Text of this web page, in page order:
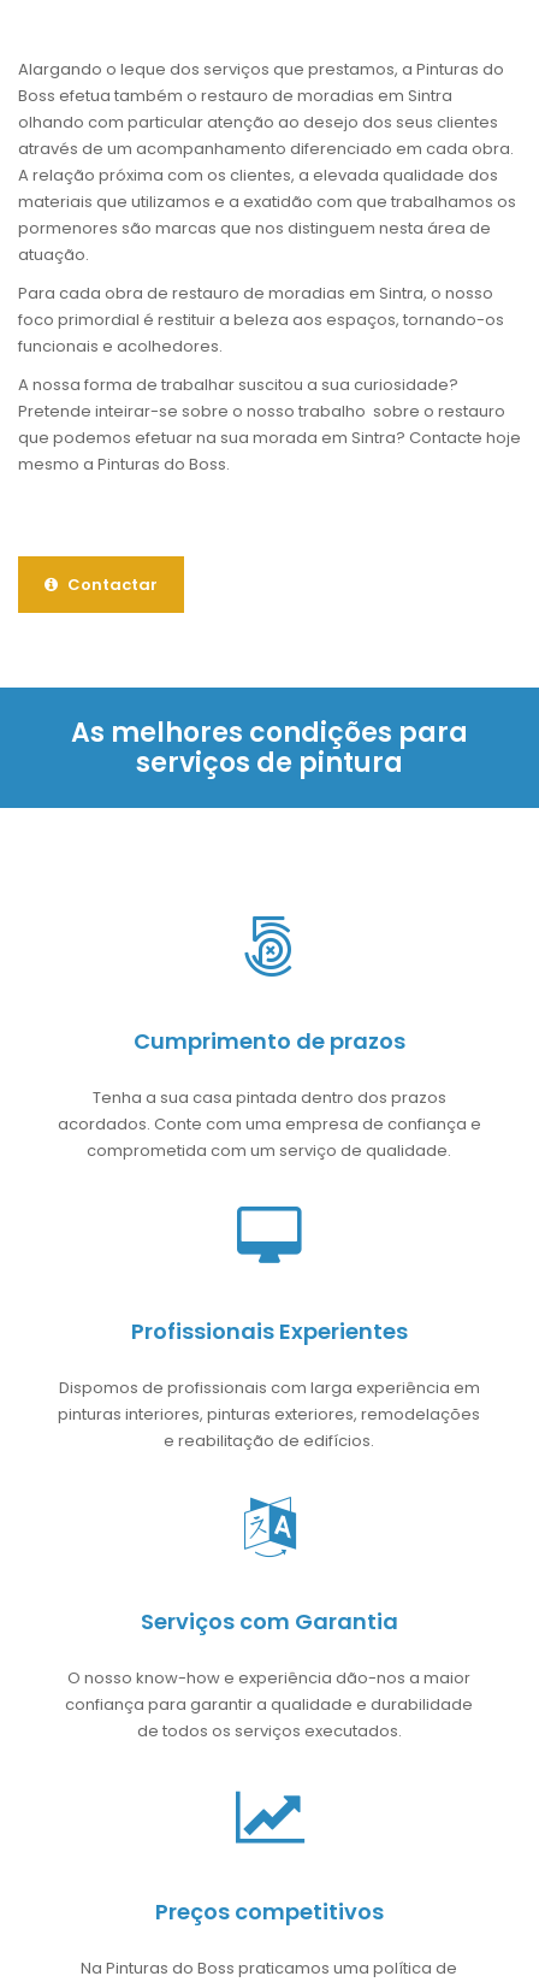
Alargando o leque dos serviços que prestamos, a Pinturas do
Boss efetua também o restauro de moradias em Sintra
olhando com particular atenção ao desejo dos seus clientes
através de um acompanhamento diferenciado em cada obra.
A relação próxima com os clientes, a elevada qualidade dos
materiais que utilizamos e a exatidão com que trabalhamos os
pormenores são marcas que nos distinguem nesta área de
atuação.
Para cada obra de restauro de moradias em Sintra, o nosso
foco primordial é restituir a beleza aos espaços, tornando-os
funcionais e acolhedores.
A nossa forma de trabalhar suscitou a sua curiosidade?
Pretende inteirar-se sobre o nosso trabalho sobre o restauro
que podemos efetuar na sua morada em Sintra? Contacte hoje
mesmo a Pinturas do Boss.
Contactar
As melhores condições para
serviços de pintura
Cumprimento de prazos
Tenha a sua casa pintada dentro dos prazos
acordados. Conte com uma empresa de confiança e
comprometida com um serviço de qualidade.
Profissionais Experientes
Dispomos de profissionais com larga experiência em
pinturas interiores, pinturas exteriores, remodelações
e reabilitação de edifícios.
Serviços com Garantia
O nosso know-how e experiência dão-nos a maior
confiança para garantir a qualidade e durabilidade
de todos os serviços executados.
Preços competitivos
Na Pinturas do Boss praticamos uma política de